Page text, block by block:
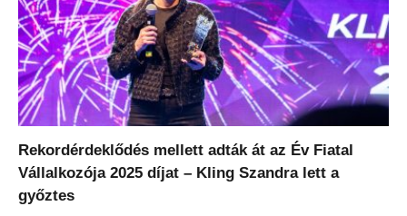
Rekordérdeklődés mellett adták át az Év Fiatal
Vállalkozója 2025 díjat – Kling Szandra lett a
győztes